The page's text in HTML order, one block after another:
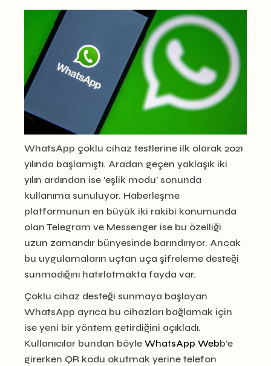
WhatsApp çoklu cihaz testlerine ilk olarak 2021
yılında başlamıştı. Aradan geçen yaklaşık iki
yılın ardından ise ‘eşlik modu’ sonunda
kullanıma sunuluyor. Haberleşme
platformunun en büyük iki rakibi konumunda
olan Telegram ve Messenger ise bu özelliği
uzun zamandır bünyesinde barındırıyor. Ancak
bu uygulamaların uçtan uça şifreleme desteği
sunmadığını hatırlatmakta fayda var.
Çoklu cihaz desteği sunmaya başlayan
WhatsApp ayrıca bu cihazları bağlamak için
ise yeni bir yöntem getirdiğini açıkladı.
Kullanıcılar bundan böyleWhatsApp Webb’e
girerken QR kodu okutmak yerine telefon